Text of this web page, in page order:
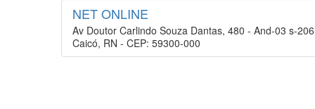
NET ONLINE
Av Doutor Carlindo Souza Dantas, 480 - And-03 s-
Caicó, RN - CEP: 59300-000